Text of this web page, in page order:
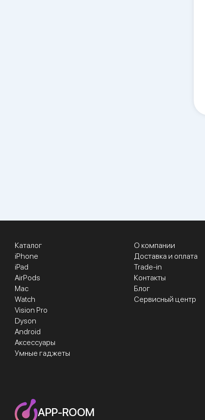
Каталог
iPhone
iPad
AirPods
Mac
Watch
Vision Pro
Dyson
Android
Аксессуары
Умные гаджеты
О компании
Доставка и оплата
Trade-in
Контакты
Блог
Сервисный центр
APP-ROOM